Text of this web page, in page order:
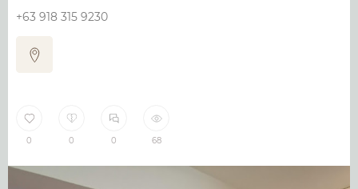
+63 918 315 9230
0 0 0 68